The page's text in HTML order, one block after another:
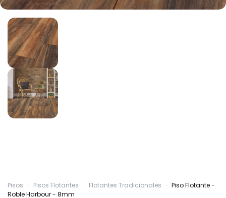
Pisos · Pisos Flotantes · Flotantes Tradicionales · Piso Flotante -
Roble Harbour - 8mm